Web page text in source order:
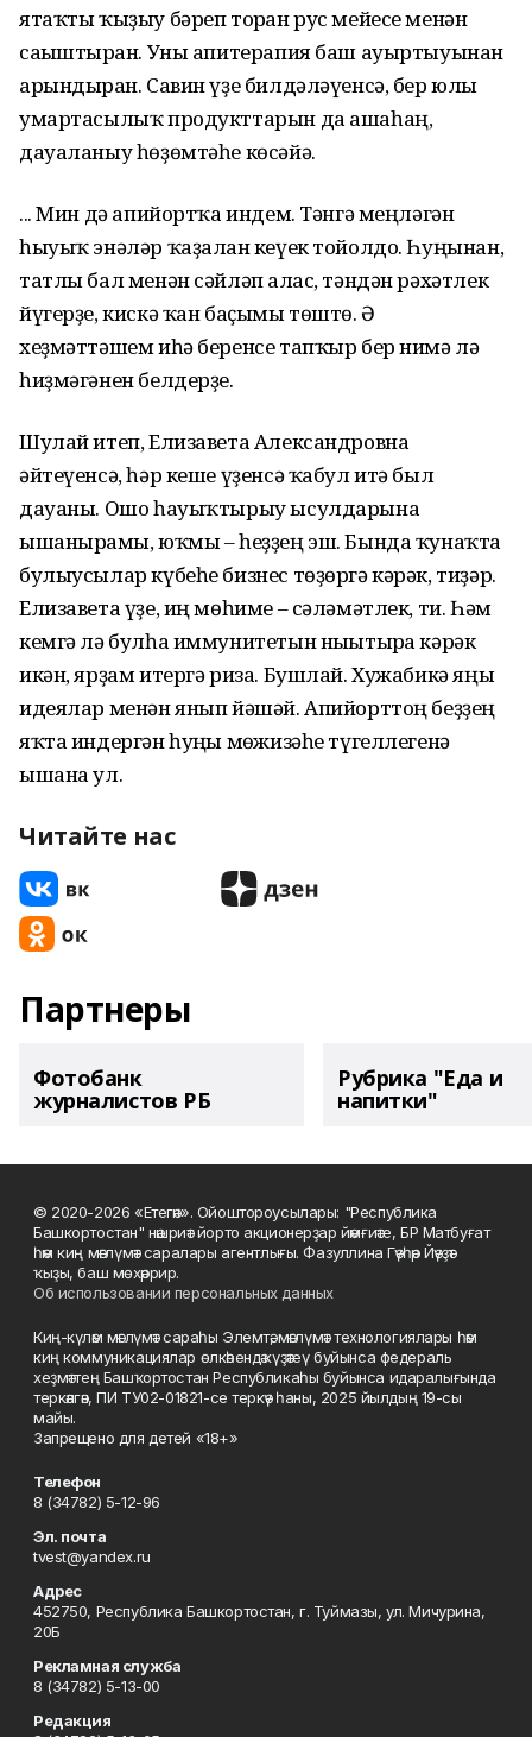
ятаҡты ҡыҙыу бәреп торған рус мейесе менән
сағыштырған. Уны апитерапия баш ауыртыуынан
арындырған. Савин үҙе билдәләүенсә, бер юлы
умартасылыҡ продукттарын да ашаһаң,
дауаланыу һөҙөмтәһе көсәйә.
... Мин дә апийортҡа индем. Тәнгә меңләгән
һыуыҡ энәләр ҡаҙалған кеүек тойолдо. Һуңынан,
татлы бал менән сәйләп алғас, тәндән рәхәтлек
йүгерҙе, кискә ҡан баҫымы төштө. Ә
хеҙмәттәшем иһә беренсе тапҡыр бер нимә лә
һиҙмәгәнен белдерҙе.
Шулай итеп, Елизавета Александровна
әйтеүенсә, һәр кеше үҙенсә ҡабул итә был
дауаны. Ошо һауыҡтырыу ысулдарына
ышанырғамы, юҡмы – һеҙҙең эш. Бында ҡунаҡта
булыусылар күбеһе бизнес төҙөргә кәрәк, тиҙәр.
Елизавета үҙе, иң мөһиме – сәләмәтлек, ти. Һәм
кемгә лә булһа иммунитетын нығытырға кәрәк
икән, ярҙам итергә риза. Бушлай. Хужабикә яңы
идеялар менән янып йәшәй. Апийорттоң беҙҙең
яҡта индергән һуңғы мөғжизәһе түгеллегенә
ышана ул.
Читайте нас
Партнеры
Фотобанк
журналистов РБ
Рубрика "Еда и
напитки"
© 2020-2026 «Етегән». Ойоштороусылары: "Республика
Башкортостан" нәшриәт йорто акционерҙар йәмғиәте, БР Матбуғат
һәм киң мәғлүмәт саралары агентлығы. Фазуллина Гәүһәр Йәүҙәт
ҡыҙы, баш мөхәррир.
Об использовании персональных данных
Киң-күләм мәғлүмәт сараһы Элемтә, мәғлүмәт технологиялары һәм
киң коммуникациялар өлкәһендә күҙәтеү буйынса федераль
хеҙмәттең Башҡортостан Республикаһы буйынса идаралығында
теркәлгән, ПИ ТУ02-01821-се теркәү һаны, 2025 йылдың 19-сы
майы.
Запрещено для детей «18+»
Телефон
8 (34782) 5-12-96
Эл. почта
tvest@yandex.ru
Адрес
452750, Республика Башкортостан, г. Туймазы, ул. Мичурина,
20Б
Рекламная служба
8 (34782) 5-13-00
Редакция